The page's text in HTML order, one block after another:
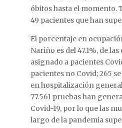
óbitos hasta el momento.
49 pacientes que han
El porcentaje en
Nariño es del 47.1%, de
asignado a pacientes
pacientes no Covid; 265
en hospitalización
77.561 pruebas han
Covid-19, por lo que las
largo de la pandemia